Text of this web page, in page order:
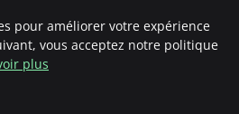
pour améliorer votre expérience
vous acceptez notre politique
plus